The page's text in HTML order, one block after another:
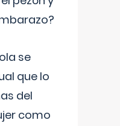
se
que lo
del
como